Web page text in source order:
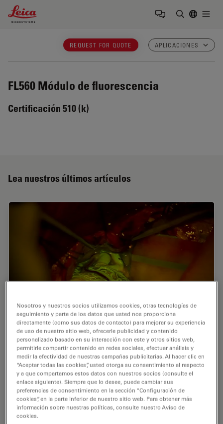
Leica Microsystems Logo
REQUEST FOR QUOTE APLICACIONES
FL560 Módulo de fluorescencia
Certificación 510 (k)
Lea nuestros últimos artículos
Benefits of Fluorescence in Vascular
Neurosurgery
Fluorescein and ICG fluorescence videoangiography
have transformed the experience of vascular
neurosurgeons, providing an intraoperative view with
enriched information. During the Leica 2021…
Nosotros y nuestros socios utilizamos cookies, otras tecnologías de
seguimiento y parte de los datos que usted nos proporciona
directamente (como sus datos de contacto) para mejorar su experiencia
de uso de nuestro sitio web, ofrecerle publicidad y contenido
personalizado basado en su interacción con este y otros sitios web,
permitirle compartir contenido en redes sociales, efectuar análisis y
medir la efectividad de nuestras campañas publicitarias. Al hacer clic en
“Aceptar todas las cookies”, usted otorga su consentimiento al respecto
y a que compartamos estos datos con nuestros socios (consulte el
enlace siguiente). Siempre que lo desee, puede cambiar sus
preferencias de consentimiento en la sección “Configuración de
cookies”, en la parte inferior de nuestro sitio web. Para obtener más
información sobre nuestras políticas, consulte nuestro Aviso de
cookies.